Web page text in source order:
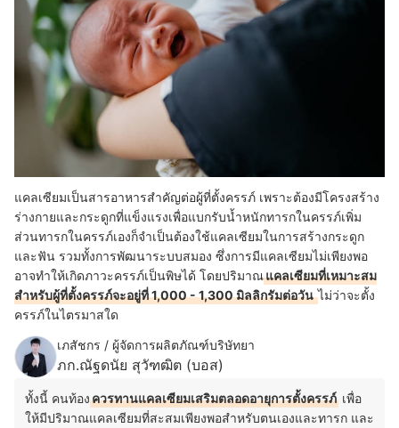
แคลเซียมเป็นสารอาหารสำคัญต่อผู้ที่ตั้งครรภ์ เพราะต้องมีโครงสร้าง
ร่างกายและกระดูกที่แข็งแรงเพื่อแบกรับน้ำหนักทารกในครรภ์เพิ่ม
ส่วนทารกในครรภ์เองก็จำเป็นต้องใช้แคลเซียมในการสร้างกระดูก
และฟัน รวมทั้งการพัฒนาระบบสมอง ซึ่งการมีแคลเซียมไม่เพียงพอ
อาจทำให้เกิดภาวะครรภ์เป็นพิษได้ โดยปริมาณแคลเซียมที่เหมาะสม
สำหรับผู้ที่ตั้งครรภ์จะอยู่ที่ 1,000 - 1,300 มิลลิกรัมต่อวันไม่ว่าจะตั้ง
ครรภ์ในไตรมาสใด
เภสัชกร / ผู้จัดการผลิตภัณฑ์บริษัทยา
ภก.ณัฐดนัย สุวัฑฒิต (บอส)
ทั้งนี้ คนท้องควรทานแคลเซียมเสริมตลอดอายุการตั้งครรภ์ เพื่อ
ให้มีปริมาณแคลเซียมที่สะสมเพียงพอสำหรับตนเองและทารก และ